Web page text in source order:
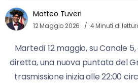
Matteo Tuveri
12 Maggio 2026 4 Minuti di
Martedì 12 maggio, su Canale
diretta, una nuova puntata del
trasmissione inizia alle 22:00